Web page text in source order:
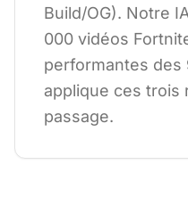
Build/OG). Notre
000 vidéos
performantes des
applique ces trois
passage.